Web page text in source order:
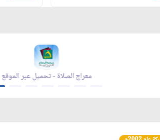
مجلة بقية الله -